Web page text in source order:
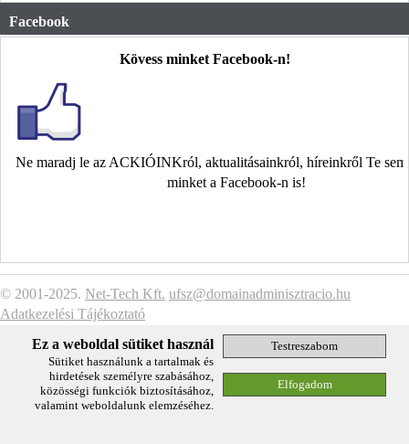
Facebook
Kövess minket Facebook-n!
Ne maradj le az ACKIÓINKról, aktualitásainkról, híreinkről Te
minket a Facebook-n is!
© 2001-2025. Net-Tech Kft. ufsz@domainadminisztracio.hu
Adatkezelési Tájékoztató
Ez a weboldal sütiket használ
Sütiket használunk a tartalmak és
hirdetések személyre szabásához,
közösségi funkciók biztosításához,
valamint weboldalunk elemzéséhez.